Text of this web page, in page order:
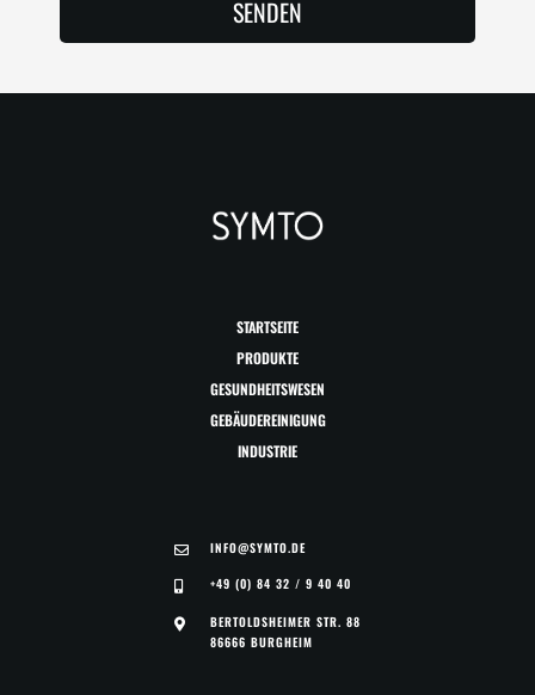
STARTSEITE
PRODUKTE
GESUNDHEITSWESEN
GEBÄUDEREINIGUNG
INDUSTRIE
INFO@SYMTO.DE
+49 (0) 84 32 / 9 40 40
BERTOLDSHEIMER STR. 88
86666 BURGHEIM